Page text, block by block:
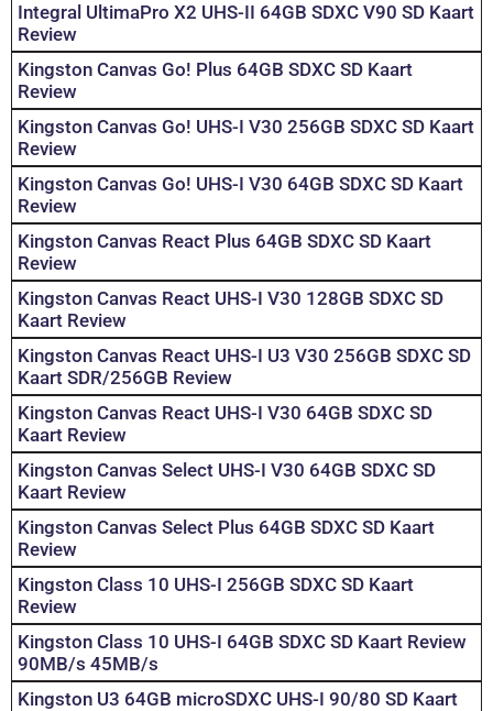
Integral UltimaPro X2 UHS-II 64GB SDXC V90 SD Kaart
Review
Kingston Canvas Go! Plus 64GB SDXC SD Kaart
Review
Kingston Canvas Go! UHS-I V30 256GB SDXC SD Kaart
Review
Kingston Canvas Go! UHS-I V30 64GB SDXC SD Kaart
Review
Kingston Canvas React Plus 64GB SDXC SD Kaart
Review
Kingston Canvas React UHS-I V30 128GB SDXC SD
Kaart Review
Kingston Canvas React UHS-I U3 V30 256GB SDXC SD
Kaart SDR/256GB Review
Kingston Canvas React UHS-I V30 64GB SDXC SD
Kaart Review
Kingston Canvas Select UHS-I V30 64GB SDXC SD
Kaart Review
Kingston Canvas Select Plus 64GB SDXC SD Kaart
Review
Kingston Class 10 UHS-I 256GB SDXC SD Kaart
Review
Kingston Class 10 UHS-I 64GB SDXC SD Kaart Review
90MB/s 45MB/s
Kingston U3 64GB microSDXC UHS-I 90/80 SD Kaart